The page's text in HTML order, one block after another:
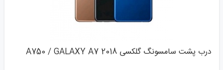
درب پشت سامسونگ گلکسی A750 / GALAXY A7 2018